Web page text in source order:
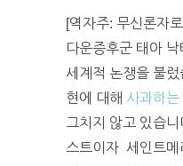
[역자주: 무신론자
다운증후군 태아
세계적 논쟁을 불
현에 대해 사과하는
그치지 않고 있습
스트이자 세인트메